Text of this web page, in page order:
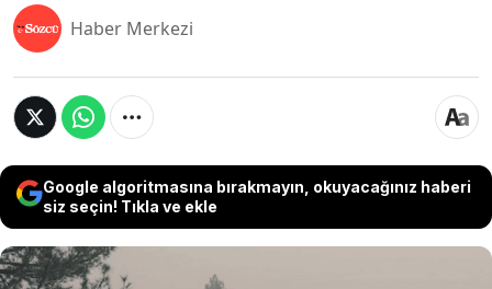
Haber Merkezi
Google algoritmasına bırakmayın, okuyacağınız haberi
siz seçin! Tıkla ve ekle